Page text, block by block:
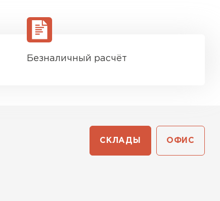
Безналичный расчёт
СКЛАДЫ ОФИС